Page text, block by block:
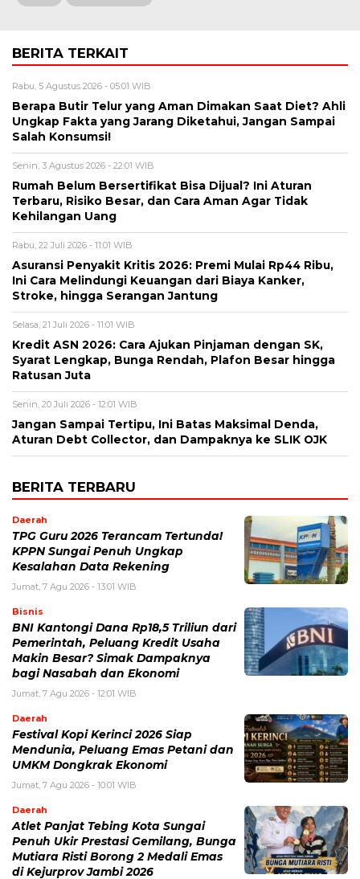
BERITA TERKAIT
Rabu, 5 Agustus 2026 - 05:01 WIB
Berapa Butir Telur yang Aman Dimakan Saat Diet? Ahli
Ungkap Fakta yang Jarang Diketahui, Jangan Sampai
Salah Konsumsi!
Senin, 3 Agustus 2026 - 22:01 WIB
Rumah Belum Bersertifikat Bisa Dijual? Ini Aturan
Terbaru, Risiko Besar, dan Cara Aman Agar Tidak
Kehilangan Uang
Rabu, 22 Juli 2026 - 11:01 WIB
Asuransi Penyakit Kritis 2026: Premi Mulai Rp44 Ribu,
Ini Cara Melindungi Keuangan dari Biaya Kanker,
Stroke, hingga Serangan Jantung
Selasa, 21 Juli 2026 - 11:01 WIB
Kredit ASN 2026: Cara Ajukan Pinjaman dengan SK,
Syarat Lengkap, Bunga Rendah, Plafon Besar hingga
Ratusan Juta
Senin, 20 Juli 2026 - 12:01 WIB
Jangan Sampai Tertipu, Ini Batas Maksimal Denda,
Aturan Debt Collector, dan Dampaknya ke SLIK OJK
BERITA TERBARU
Daerah
TPG Guru 2026 Terancam Tertunda!
KPPN Sungai Penuh Ungkap
Kesalahan Data Rekening
Jumat, 7 Agu 2026 - 13:01 WIB
Bisnis
BNI Kantongi Dana Rp18,5 Triliun dari
Pemerintah, Peluang Kredit Usaha
Makin Besar? Simak Dampaknya
bagi Nasabah dan Ekonomi
Jumat, 7 Agu 2026 - 12:01 WIB
Daerah
Festival Kopi Kerinci 2026 Siap
Mendunia, Peluang Emas Petani dan
UMKM Dongkrak Ekonomi
Jumat, 7 Agu 2026 - 10:01 WIB
Daerah
Atlet Panjat Tebing Kota Sungai
Penuh Ukir Prestasi Gemilang, Bunga
Mutiara Risti Borong 2 Medali Emas
di Kejurprov Jambi 2026